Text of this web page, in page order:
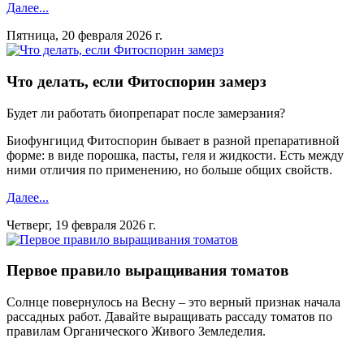
Далее...
Пятница, 20 февраля 2026 г.
Что делать, если Фитоспорин замерз
Будет ли работать биопрепарат после замерзания?
Биофунгицид Фитоспорин бывает в разной препаративной
форме: в виде порошка, пасты, геля и жидкости. Есть между
ними отличия по применению, но больше общих свойств.
Далее...
Четверг, 19 февраля 2026 г.
Первое правило выращивания томатов
Солнце повернулось на Весну – это верный признак начала
рассадных работ. Давайте выращивать рассаду томатов по
правилам Органического Живого Земледелия.